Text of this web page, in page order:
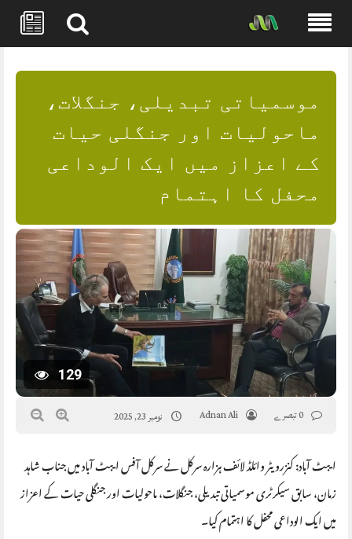
content
موسمیاتی تبدیلی، جنگلات،
ماحولیات اور جنگلی حیات
کے اعزاز میں ایک الوداعی
محفل کا اہتمام
129
Adnan Ali نومبر 23, 2025
ایبٹ آباد: کنزرویٹر وائلڈ لائف ہزارہ سرکل نے سرکل آفس ایبٹ آباد میں جناب شاہد
زمان، سابق سیکرٹری موسمیاتی تبدیلی، جنگلات، ماحولیات اور جنگلی حیات کے اعزاز
میں ایک الوداعی محفل کا اہتمام کیا۔